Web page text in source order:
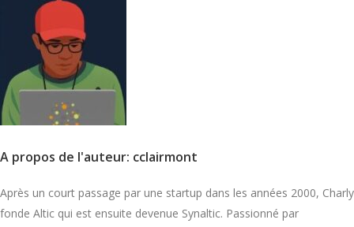
A propos de l'auteur: cclairmont
Après un court passage par une startup dans les années 2000, Charly
fonde Altic qui est ensuite devenue Synaltic. Passionné par